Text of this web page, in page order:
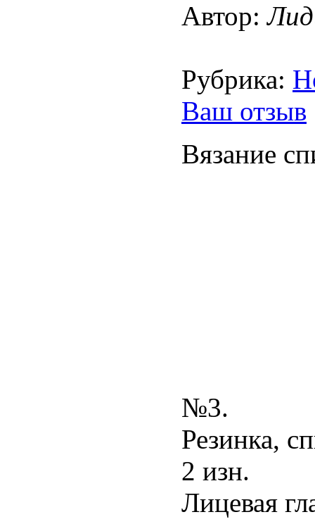
Автор:
Рубрика:
Ваш отзыв
Вязание
№3.
Резинка,
2 изн.
Лицевая